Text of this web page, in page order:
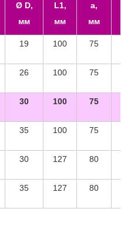
Ø D,
мм
L1,
мм
a,
мм
19 100 75
26 100 75
30 100 75
35 100 75
30 127 80
35 127 80